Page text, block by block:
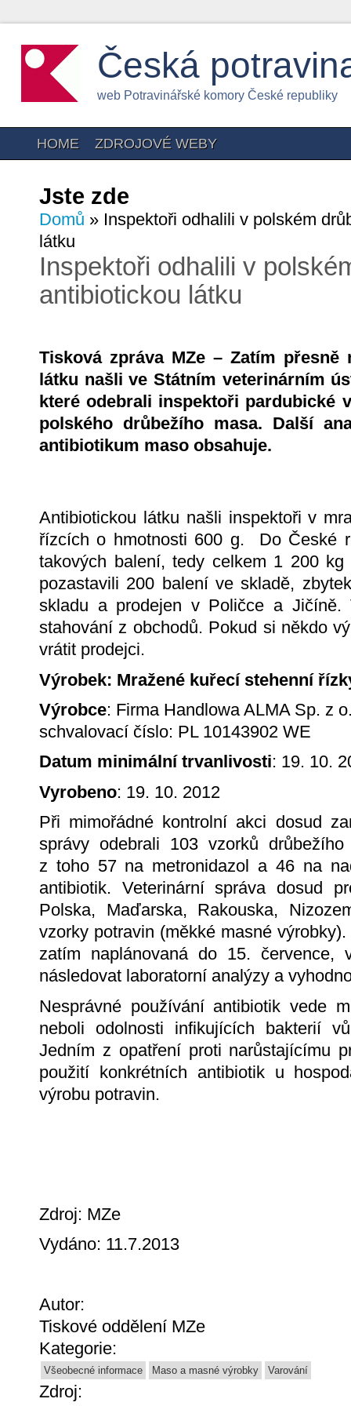
Česká
web Potravinářské komory České republiky
HOME ZDROJOVÉ WEBY
Jste zde
Domů » Inspektoři odhalili v polském
látku
Inspektoři odhalili v
antibiotickou látku
Tisková zpráva MZe – Zatím přesně
látku našli ve Státním veterinárním
které odebrali inspektoři pardubické
polského drůbežího masa. Další
antibiotikum maso obsahuje.
Antibiotickou látku našli inspektoři v
řízcích o hmotnosti 600 g. Do České
takových balení, tedy celkem 1 200 kg
pozastavili 200 balení ve skladě,
skladu a prodejen v Poličce a Jičíně.
stahování z obchodů. Pokud si někdo
vrátit prodejci.
Výrobek: Mražené kuřecí stehenní
Výrobce: Firma Handlowa ALMA Sp. z
schvalovací číslo: PL 10143902 WE
Datum minimální trvanlivosti: 19. 10.
Vyrobeno: 19. 10. 2012
Při mimořádné kontrolní akci dosud
správy odebrali 103 vzorků
z toho 57 na metronidazol a 46 na
antibiotik. Veterinární správa dosud
Polska, Maďarska, Rakouska,
vzorky potravin (měkké masné
zatím naplánovaná do 15. července,
následovat laboratorní analýzy a
Nesprávné používání antibiotik vede
neboli odolnosti infikujících bakterií
Jedním z opatření proti narůstajícímu
použití konkrétních antibiotik u
výrobu potravin.
Zdroj: MZe
Vydáno: 11.7.2013
Autor:
Tiskové oddělení MZe
Kategorie:
Všeobecné informace Maso a masné výrobky Varování
Zdroj: